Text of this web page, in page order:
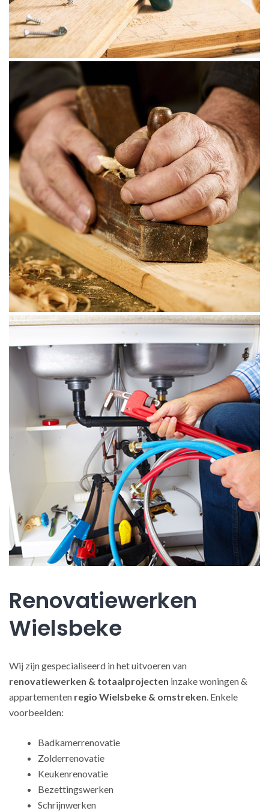
Renovatiewerken
Wielsbeke
Wij zijn gespecialiseerd in het uitvoeren van
renovatiewerken & totaalprojecten inzake woningen &
appartementen regio Wielsbeke & omstreken. Enkele
voorbeelden:
Badkamerrenovatie
Zolderrenovatie
Keukenrenovatie
Bezettingswerken
Schrijnwerken